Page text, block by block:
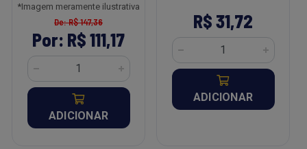
*Imagem meramente ilustrativa
De: R$ 147,36
Por: R$ 111,17
ADICIONAR
R$ 31,72
ADICIONAR